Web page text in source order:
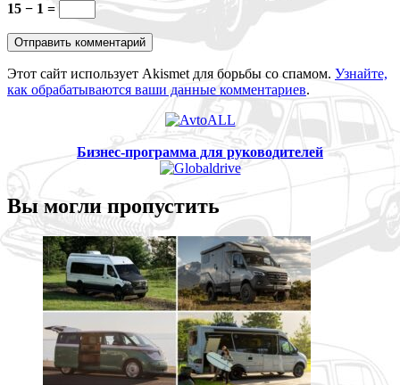
15 − 1 =
Этот сайт использует Akismet для борьбы со спамом. Узнайте,
как обрабатываются ваши данные комментариев.
Бизнес-программа для руководителей
Вы могли пропустить